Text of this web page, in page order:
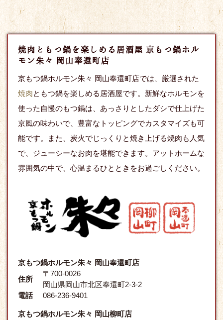
焼肉ともつ鍋を楽しめる居酒屋 京もつ鍋ホル
モン朱々 岡山奉還町店
京もつ鍋ホルモン朱々 岡山奉還町店では、厳選された
焼肉ともつ鍋を楽しめる居酒屋です。新鮮なホルモンを
使った自慢のもつ鍋は、あっさりとしたダシで仕上げた
京風の味わいで、豊富なトッピングでカスタマイズも可
能です。また、炭火でじっくりと焼き上げる焼肉も人気
で、ジューシーなお肉を堪能できます。アットホームな
雰囲気の中で、心温まるひとときをお過ごしください。
京もつ鍋ホルモン朱々 岡山奉還町店
住所
〒700-0026
岡山県岡山市北区奉還町2-3-2
電話
086-236-9401
京もつ鍋ホルモン朱々 岡山柳町店